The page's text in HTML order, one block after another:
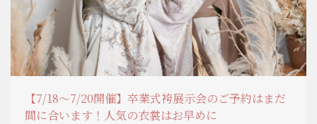
【7/18～7/20開催】卒業式袴展示会のご予約はまだ
間に合います！人気の衣裳はお早めに